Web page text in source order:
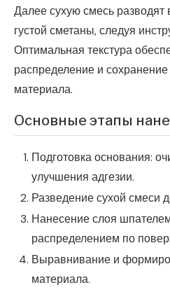
Далее сухую смесь разводят
густой сметаны, следуя
Оптимальная текстура
распределение и
материала.
Основные этапы
Подготовка основания:
улучшения адгезии.
Разведение сухой смеси
Нанесение слоя
распределением по
Выравнивание и
материала.